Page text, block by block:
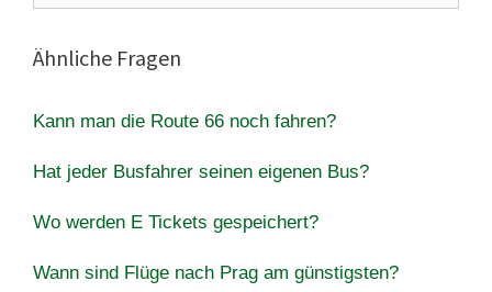
Ähnliche Fragen
Kann man die Route 66 noch fahren?
Hat jeder Busfahrer seinen eigenen Bus?
Wo werden E Tickets gespeichert?
Wann sind Flüge nach Prag am günstigsten?